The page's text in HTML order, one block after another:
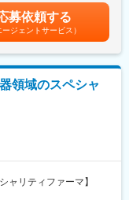
歯科医薬品の開発と
提供活動により、患者
てまいります。
疾患に関連した製品開
売情報提供活動と適正
践
めの製造管理体制の強
ンバーと協力や連携を
することができます。
病院などを中心にご活
してチームのマネジメ
。
です。
募依頼する
ージェントサービス）
領域のスペシャ
ャリティファーマ】